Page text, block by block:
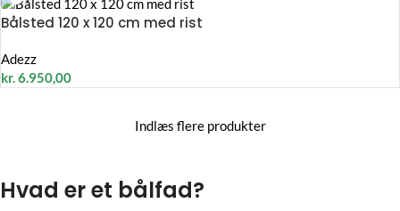
Bålsted 120 x 120 cm med rist
Adezz
kr.6.950,00
Indlæs flere produkter
Hvad er et bålfad?